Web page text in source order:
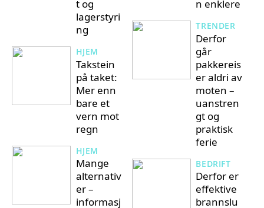
t og
lagerstyri
ng
HJEM
Takstein
på taket:
Mer enn
bare et
vern mot
regn
HJEM
Mange
alternativ
er –
informasj
n enklere
TRENDER
Derfor
går
pakkereis
er aldri av
moten –
uanstren
gt og
praktisk
ferie
BEDRIFT
Derfor er
effektive
brannslu